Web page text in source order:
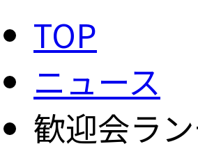
TOP
ニュース
歓迎会ラ